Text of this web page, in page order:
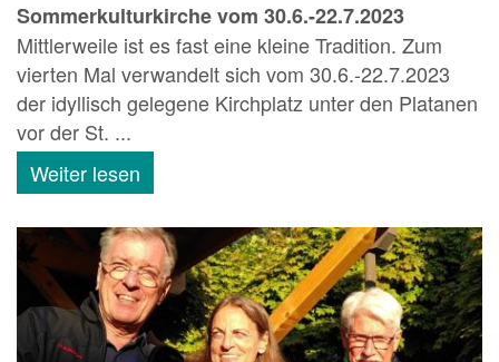
Sommerkulturkirche vom 30.6.-22.7.2023
Mittlerweile ist es fast eine kleine Tradition. Zum
vierten Mal verwandelt sich vom 30.6.-22.7.2023
der idyllisch gelegene Kirchplatz unter den Platanen
vor der St. ...
Weiter lesen